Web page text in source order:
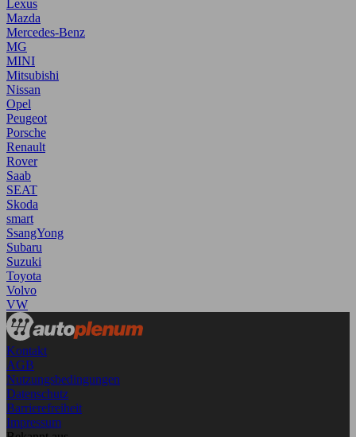
Lexus
Mazda
Mercedes-Benz
MG
MINI
Mitsubishi
Nissan
Opel
Peugeot
Porsche
Renault
Rover
Saab
SEAT
Skoda
smart
SsangYong
Subaru
Suzuki
Toyota
Volvo
VW
Kontakt
AGB
Nutzungsbedingungen
Datenschutz
Barrierefreiheit
Impressum